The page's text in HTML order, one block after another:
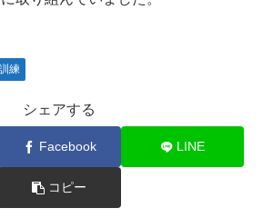
練
シェアする
Facebook LINE
コピー